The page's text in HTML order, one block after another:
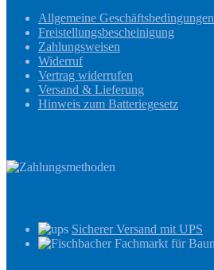
Allgemeine Geschäftsbedingungen
Freistellungsbescheinigung
Zahlungsweisen
Widerruf
Vertrag widerrufen
Versand & Lieferung
Hinweis zum Batteriegesetz
Sicherer Versand mit UPS